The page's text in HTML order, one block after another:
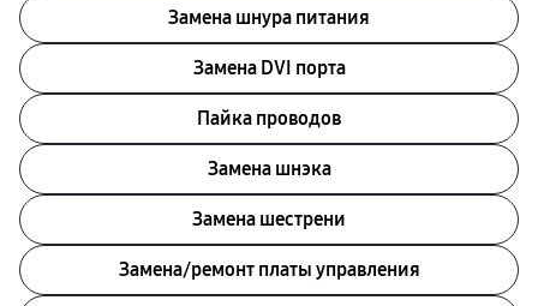
Замена шнура питания
Замена DVI порта
Пайка проводов
Замена шнэка
Замена шестрени
Замена/ремонт платы управления